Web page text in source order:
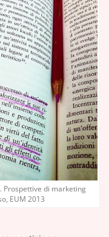
Prospettive di marketing
EUM 2013